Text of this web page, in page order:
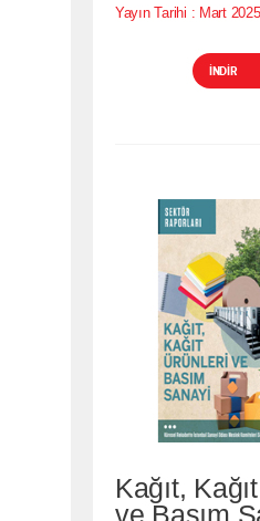
Yayın Tarihi : Mart 2025
İNDİR
Kağıt,
ve Basım